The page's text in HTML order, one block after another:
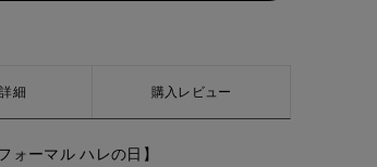
細 購入レビュー
ォーマル ハレの日】